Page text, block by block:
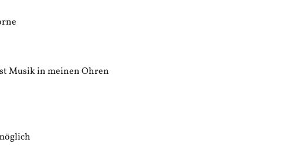
Musik in meinen Ohren